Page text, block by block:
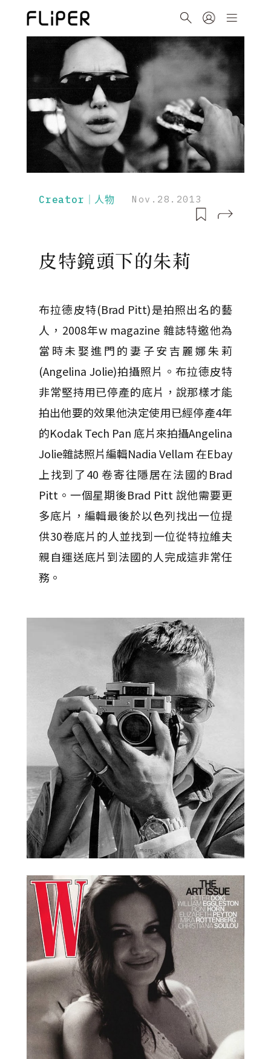
Creator｜人物 Nov.28.2013
皮特鏡頭下的朱莉
布拉德皮特(Brad Pitt)是拍照出名的藝
人，2008年w magazine 雜誌特邀他為
當時未娶進門的妻子安吉麗娜朱莉
(Angelina Jolie)拍攝照片。布拉德皮特
非常堅持用已停產的底片，說那樣才能
拍出他要的效果他決定使用已經停產4年
的Kodak Tech Pan 底片來拍攝Angelina
Jolie雜誌照片編輯Nadia Vellam 在Ebay
上找到了40 卷寄往隱居在法國的Brad
Pitt。一個星期後Brad Pitt 說他需要更
多底片，編輯最後於以色列找出一位提
供30卷底片的人並找到一位從特拉維夫
親自運送底片到法國的人完成這非常任
務。